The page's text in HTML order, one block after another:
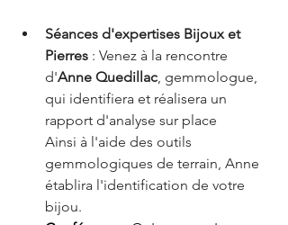
Séances d'expertises Bijoux et
Pierres : Venez à la rencontre
d'Anne Quedillac , gemmologue,
qui identifiera et réalisera un
rapport d'analyse sur place
Ainsi à l'aide des outils
gemmologiques de terrain, Anne
établira l'identification de votre
bijou.